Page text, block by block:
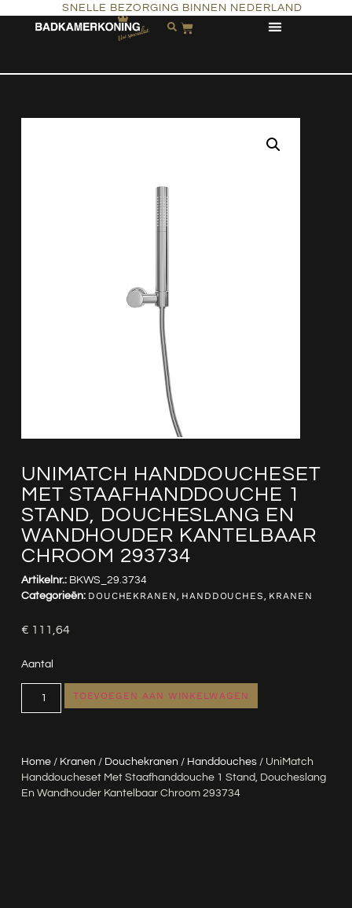
SNELLE BEZORGING BINNEN NEDERLAND
UNIMATCH HANDDOUCHESET
MET STAAFHANDDOUCHE 1
STAND, DOUCHESLANG EN
WANDHOUDER KANTELBAAR
CHROOM 293734
Home/ Kranen / Douchekranen / Handdouches/ UniMatch
Handdoucheset Met Staafhanddouche 1 Stand, Doucheslang
En Wandhouder Kantelbaar Chroom 293734
Artikelnr.: BKWS_29.3734
Categorieën: DOUCHEKRANEN HANDDOUCHES KRANEN
€ 111,64
Aantal
TOEVOEGEN AAN WINKELWAGEN